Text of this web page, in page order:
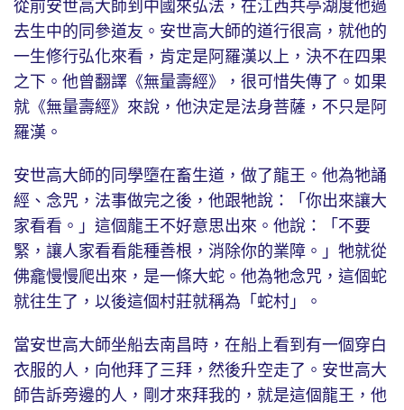
從前安世高大師到中國來弘法，在江西共亭湖度他過
去生中的同參道友。安世高大師的道行很高，就他的
一生修行弘化來看，肯定是阿羅漢以上，決不在四果
之下。他曾翻譯《無量壽經》，很可惜失傳了。如果
就《無量壽經》來說，他決定是法身菩薩，不只是阿
羅漢。
安世高大師的同學墮在畜生道，做了龍王。他為牠誦
經、念咒，法事做完之後，他跟牠說：「你出來讓大
家看看。」這個龍王不好意思出來。他說：「不要
緊，讓人家看看能種善根，消除你的業障。」牠就從
佛龕慢慢爬出來，是一條大蛇。他為牠念咒，這個蛇
就往生了，以後這個村莊就稱為「蛇村」。
當安世高大師坐船去南昌時，在船上看到有一個穿白
衣服的人，向他拜了三拜，然後升空走了。安世高大
師告訴旁邊的人，剛才來拜我的，就是這個龍王，他